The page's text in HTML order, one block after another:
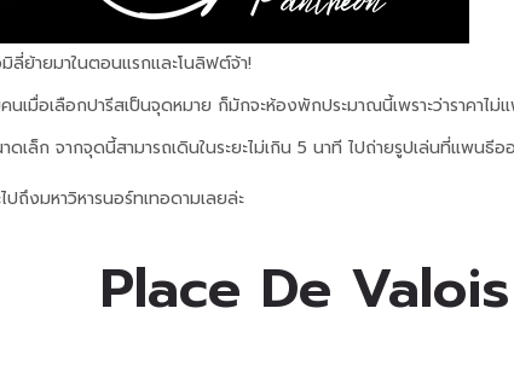
ย้ายมาในตอนแรกและโนลิฟต์จ้า!
อเลือกปารีสเป็นจุดหมาย ก็มักจะห้องพักประมาณนี้เพราะว่าราคาไม่แ
ล็ก จากจุดนี้สามารถเดินในระยะไม่เกิน 5 นาที ไปถ่ายรูปเล่นที่แพนธี
ถึงมหาวิหารนอร์ทเทอดามเลยล่ะ
Place De Valois